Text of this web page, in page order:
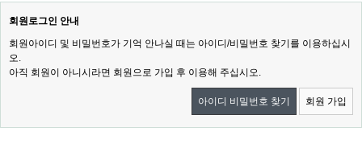
회원로그인 안내
회원아이디 및 비밀번호가 기억 안나실 때는 아이디/비밀번호 찾기를 이용하십시
오.
아직 회원이 아니시라면 회원으로 가입 후 이용해 주십시오.
아이디 비밀번호 찾기 회원 가입